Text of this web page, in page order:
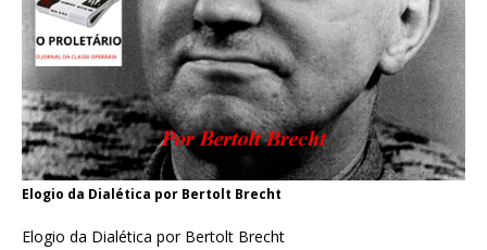
Elogio da Dialética por Bertolt Brecht
Elogio da Dialética por Bertolt Brecht